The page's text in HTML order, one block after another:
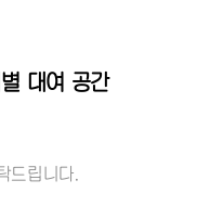
대여 공간
드립니다.